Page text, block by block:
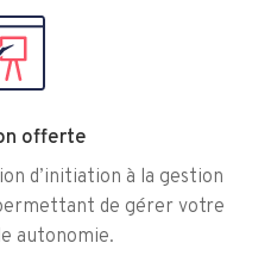
offerte
d’initiation à la gestion
de gérer votre
autonomie.